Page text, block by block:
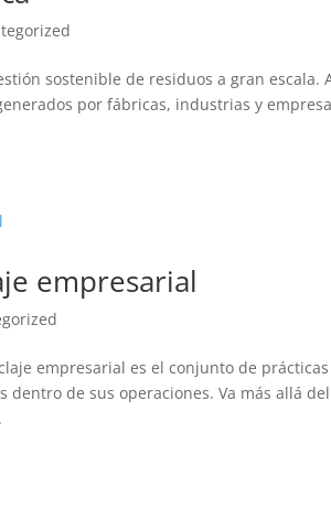
sostenible de residuos a gran escala.
por fábricas, industrias y
empresarial
empresarial es el conjunto de
de sus operaciones. Va más allá